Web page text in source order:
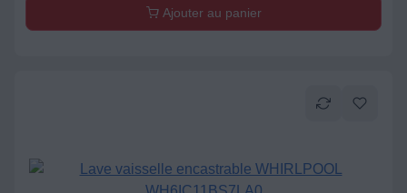
Ajouter au panier